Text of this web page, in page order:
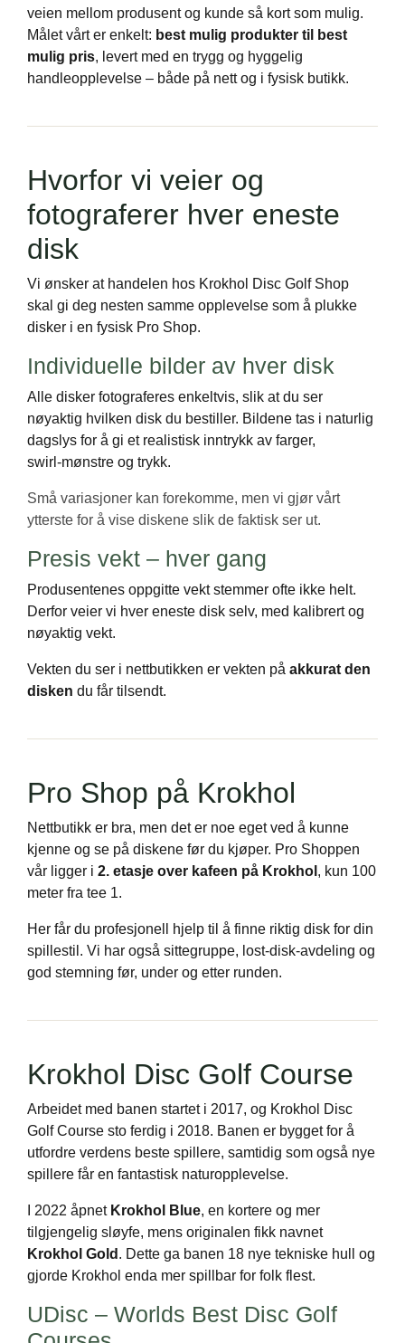
veien mellom produsent og kunde så kort som mulig.
Målet vårt er enkelt: best mulig produkter til best
mulig pris, levert med en trygg og hyggelig
handleopplevelse – både på nett og i fysisk butikk.
Hvorfor vi veier og
fotograferer hver eneste
disk
Vi ønsker at handelen hos Krokhol Disc Golf Shop
skal gi deg nesten samme opplevelse som å plukke
disker i en fysisk Pro Shop.
Individuelle bilder av hver disk
Alle disker fotograferes enkeltvis, slik at du ser
nøyaktig hvilken disk du bestiller. Bildene tas i naturlig
dagslys for å gi et realistisk inntrykk av farger,
swirl‑mønstre og trykk.
Små variasjoner kan forekomme, men vi gjør vårt
ytterste for å vise diskene slik de faktisk ser ut.
Presis vekt – hver gang
Produsentenes oppgitte vekt stemmer ofte ikke helt.
Derfor veier vi hver eneste disk selv, med kalibrert og
nøyaktig vekt.
Vekten du ser i nettbutikken er vekten på akkurat den
disken du får tilsendt.
Pro Shop på Krokhol
Nettbutikk er bra, men det er noe eget ved å kunne
kjenne og se på diskene før du kjøper. Pro Shoppen
vår ligger i 2. etasje over kafeen på Krokhol , kun 100
meter fra tee 1.
Her får du profesjonell hjelp til å finne riktig disk for din
spillestil. Vi har også sittegruppe, lost‑disk‑avdeling og
god stemning før, under og etter runden.
Krokhol Disc Golf Course
Arbeidet med banen startet i 2017, og Krokhol Disc
Golf Course sto ferdig i 2018. Banen er bygget for å
utfordre verdens beste spillere, samtidig som også nye
spillere får en fantastisk naturopplevelse.
I 2022 åpnet Krokhol Blue, en kortere og mer
tilgjengelig sløyfe, mens originalen fikk navnet
Krokhol Gold . Dette ga banen 18 nye tekniske hull og
gjorde Krokhol enda mer spillbar for folk flest.
UDisc – Worlds Best Disc Golf